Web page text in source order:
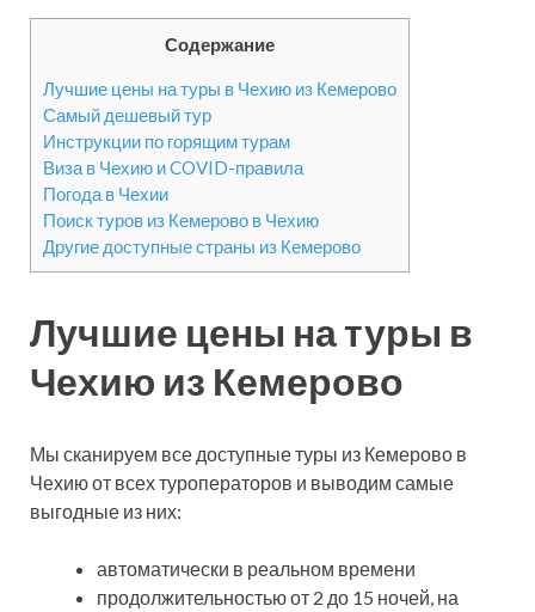
Содержание
Лучшие цены на туры в Чехию из Кемерово
Самый дешевый тур
Инструкции по горящим турам
Виза в Чехию и COVID-правила
Погода в Чехии
Поиск туров из Кемерово в Чехию
Другие доступные страны из Кемерово
Лучшие цены на туры в
Чехию из Кемерово
Мы сканируем все доступные туры из Кемерово в
Чехию от всех туроператоров и выводим самые
выгодные из них:
автоматически в реальном времени
продолжительностью от 2 до 15 ночей, на